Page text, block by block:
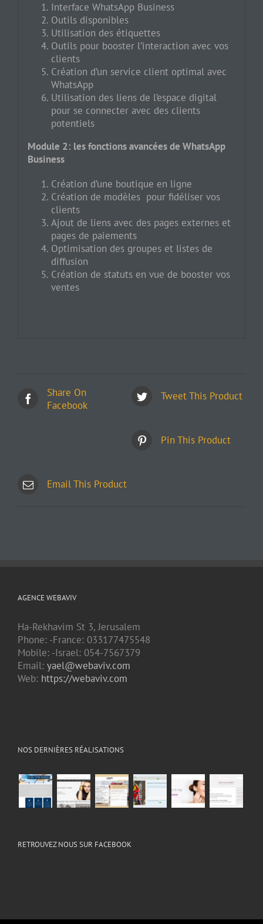
Interface WhatsApp Business
Outils disponibles
Utilisation des étiquettes
Outils pour booster l’interaction avec vos
clients
Création d’un service client optimal avec
WhatsApp
Utilisation des liens de l’espace digital
pour se connecter avec des clients
potentiels
Module 2: les fonctions avancées de WhatsApp
Business
Création d’une boutique en ligne
Création de modèles pour fidéliser vos
clients
Ajout de liens avec des pages externes et
pages de paiements
Optimisation des groupes et listes de
diffusion
Création de statuts en vue de booster vos
ventes
Share On
Facebook
Tweet This Product
Pin This Product
Email This Product
AGENCE WEBAVIV
Ha-Rekhavim St 3, Jerusalem
Phone: -France: 033177475548
Mobile: -Israel: 054-7567379
Email: yael@webaviv.com
Web: https://webaviv.com
NOS DERNIÈRES RÉALISATIONS
RETROUVEZ NOUS SUR FACEBOOK